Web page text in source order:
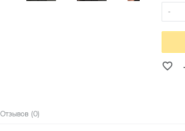
-
favorite_border
Отзывов (0)